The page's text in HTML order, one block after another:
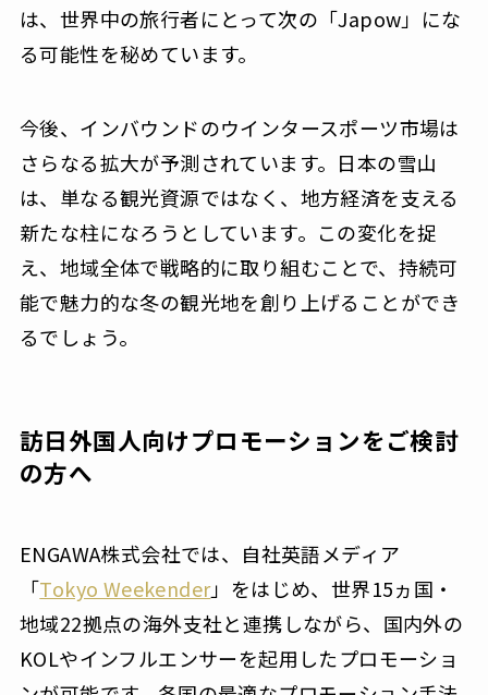
は、世界中の旅行者にとって次の「Japow」にな
る可能性を秘めています。
今後、インバウンドのウインタースポーツ市場は
さらなる拡大が予測されています。日本の雪山
は、単なる観光資源ではなく、地方経済を支える
新たな柱になろうとしています。この変化を捉
え、地域全体で戦略的に取り組むことで、持続可
能で魅力的な冬の観光地を創り上げることができ
るでしょう。
訪日外国人向けプロモーションをご検討
の方へ
ENGAWA株式会社では、自社英語メディア
「Tokyo Weekender」をはじめ、世界15ヵ国・
地域22拠点の海外支社と連携しながら、国内外の
KOLやインフルエンサーを起用したプロモーショ